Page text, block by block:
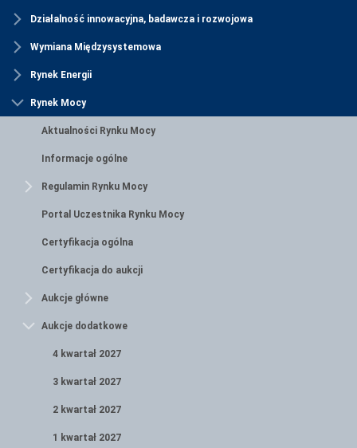
Działalność innowacyjna, badawcza i rozwojowa
Wymiana Międzysystemowa
Rynek Energii
Rynek Mocy
Aktualności Rynku Mocy
Informacje ogólne
Regulamin Rynku Mocy
Portal Uczestnika Rynku Mocy
Certyfikacja ogólna
Certyfikacja do aukcji
Aukcje główne
Aukcje dodatkowe
4 kwartał 2027
3 kwartał 2027
2 kwartał 2027
1 kwartał 2027